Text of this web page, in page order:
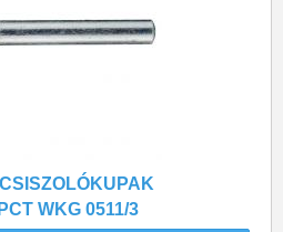
WKG 0511/3